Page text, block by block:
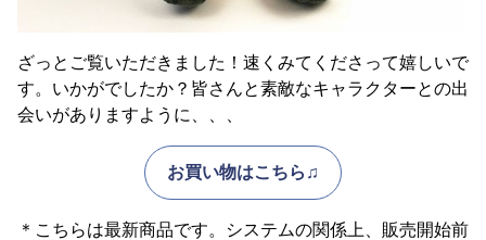
ざっとご覧いただきました！速くみてくださって嬉しいで
す。いかがでしたか？皆さんと素敵なキャラクターとの出
会いがありますように、、、
お買い物はこちら♫
＊こちらは最新商品です。システムの関係上、販売開始前